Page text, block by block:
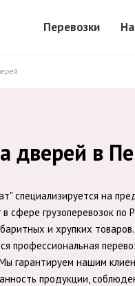
Перевозки
дверей в
специализируется на
в сфере грузоперевозок
и хрупких
профессиональная
гарантируем нашим
продукции,